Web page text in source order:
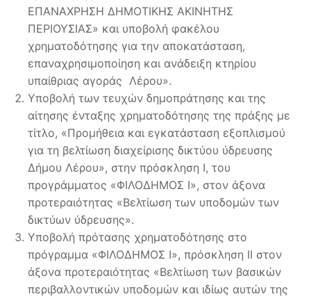
ΕΠΑΝΑΧΡΗΣΗ ΔΗΜΟΤΙΚΗΣ ΑΚΙΝΗΤΗΣ
ΠΕΡΙΟΥΣΙΑΣ» και υποβολή φακέλου
χρηματοδότησης για την αποκατάσταση,
επαναχρησιμοποίηση και ανάδειξη κτηρίου
υπαίθριας αγοράς Λέρου».
Υποβολή των τευχών δημοπράτησης και της
αίτησης ένταξης χρηματοδότησης της πράξης με
τίτλο, «Προμήθεια και εγκατάσταση εξοπλισμού
για τη βελτίωση διαχείρισης δικτύου ύδρευσης
Δήμου Λέρου», στην πρόσκληση Ι, του
προγράμματος «ΦΙΛΟΔΗΜΟΣ Ι», στον άξονα
προτεραιότητας «Βελτίωση των υποδομών των
δικτύων ύδρευσης».
Υποβολή πρότασης χρηματοδότησης στο
πρόγραμμα «ΦΙΛΟΔΗΜΟΣ Ι», πρόσκληση ΙΙ στον
άξονα προτεραιότητας «Βελτίωση των βασικών
περιβαλλοντικών υποδομών και ιδίως αυτών της